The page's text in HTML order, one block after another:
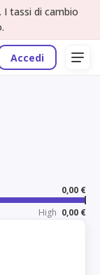
tassi di cambio
Accedi
0,00 €
High 0,00 €